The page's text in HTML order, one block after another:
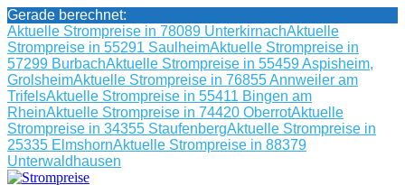
Gerade berechnet:
Aktuelle Strompreise in 78089 UnterkirnachAktuelle
Strompreise in 55291 SaulheimAktuelle Strompreise in
57299 BurbachAktuelle Strompreise in 55459 Aspisheim,
GrolsheimAktuelle Strompreise in 76855 Annweiler am
TrifelsAktuelle Strompreise in 55411 Bingen am
RheinAktuelle Strompreise in 74420 OberrotAktuelle
Strompreise in 34355 StaufenbergAktuelle Strompreise in
25335 ElmshornAktuelle Strompreise in 88379
Unterwaldhausen
Skip